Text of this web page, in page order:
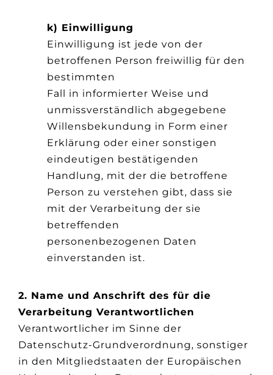
k) Einwilligung
Einwilligung ist jede von der
betroffenen Person freiwillig für den
bestimmten
Fall in informierter Weise und
unmissverständlich abgegebene
Willensbekundung in Form einer
Erklärung oder einer sonstigen
eindeutigen bestätigenden
Handlung, mit der die betroffene
Person zu verstehen gibt, dass sie
mit der Verarbeitung der sie
betreffenden
personenbezogenen Daten
einverstanden ist.
2. Name und Anschrift des für die
Verarbeitung Verantwortlichen
Verantwortlicher im Sinne der
Datenschutz-Grundverordnung, sonstiger
in den Mitgliedstaaten der Europäischen